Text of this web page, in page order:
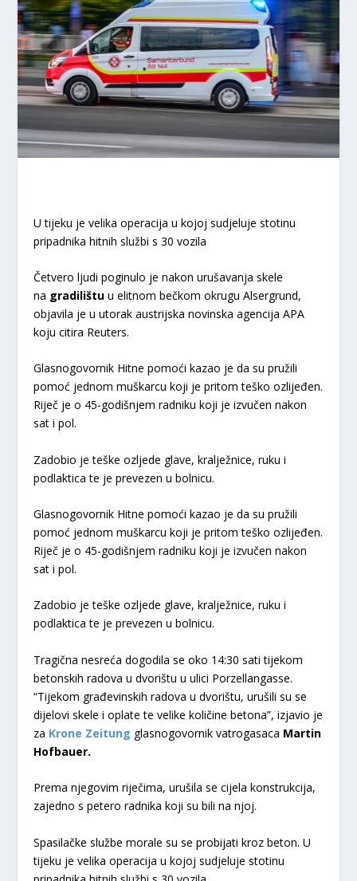
U tijeku je velika operacija u kojoj sudjeluje stotinu
pripadnika hitnih službi s 30 vozila
Četvero ljudi poginulo je nakon urušavanja skele
na gradilištu u elitnom bečkom okrugu Alsergrund,
objavila je u utorak austrijska novinska agencija APA
koju citira Reuters.
Glasnogovornik Hitne pomoći kazao je da su pružili
pomoć jednom muškarcu koji je pritom teško ozlijeđen.
Riječ je o 45-godišnjem radniku koji je izvučen nakon
sat i pol.
Zadobio je teške ozljede glave, kralježnice, ruku i
podlaktica te je prevezen u bolnicu.
Glasnogovornik Hitne pomoći kazao je da su pružili
pomoć jednom muškarcu koji je pritom teško ozlijeđen.
Riječ je o 45-godišnjem radniku koji je izvučen nakon
sat i pol.
Zadobio je teške ozljede glave, kralježnice, ruku i
podlaktica te je prevezen u bolnicu.
Tragična nesreća dogodila se oko 14:30 sati tijekom
betonskih radova u dvorištu u ulici Porzellangasse.
“Tijekom građevinskih radova u dvorištu, urušili su se
dijelovi skele i oplate te velike količine betona”, izjavio je
za Krone Zeitung glasnogovornik vatrogasaca Martin
Hofbauer.
Prema njegovim riječima, urušila se cijela konstrukcija,
zajedno s petero radnika koji su bili na njoj.
Spasilačke službe morale su se probijati kroz beton. U
tijeku je velika operacija u kojoj sudjeluje stotinu